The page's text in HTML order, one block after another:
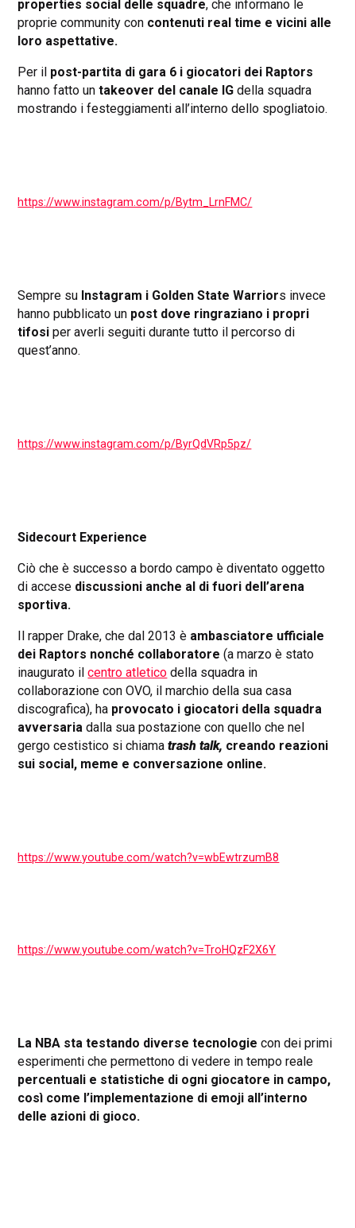
properties social delle squadre, che informano le
proprie community con contenuti real time e vicini alle
loro aspettative.
Per il post-partita di gara 6 i giocatori dei Raptors
hanno fatto untakeover del canale IG della squadra
mostrando i festeggiamenti all’interno dello spogliatoio.
https://www.instagram.com/p/Bytm_LrnFMC/
Sempre su Instagram i Golden State Warriors invece
hanno pubblicato un post dove ringraziano i propri
tifosi per averli seguiti durante tutto il percorso di
quest’anno.
https://www.instagram.com/p/ByrQdVRp5pz/
Sidecourt Experience
Ciò che è successo a bordo campo è diventato oggetto
di accese discussioni anche al di fuori dell’arena
sportiva.
Il rapper Drake, che dal 2013 è ambasciatore ufficiale
dei Raptors nonché collaboratore (a marzo è stato
inaugurato ilcentro atletico della squadra in
collaborazione con OVO, il marchio della sua casa
discografica), ha provocato i giocatori della squadra
avversaria dalla sua postazione con quello che nel
gergo cestistico si chiamatrash talk, creando reazioni
sui social, meme e conversazione online.
https://www.youtube.com/watch?v=wbEwtrzumB8
https://www.youtube.com/watch?v=TroHQzF2X6Y
La NBA sta testando diverse tecnologie con dei primi
esperimenti che permettono di vedere in tempo reale
percentuali e statistiche di ogni giocatore in campo,
così come l’implementazione di emoji all’interno
delle azioni di gioco.